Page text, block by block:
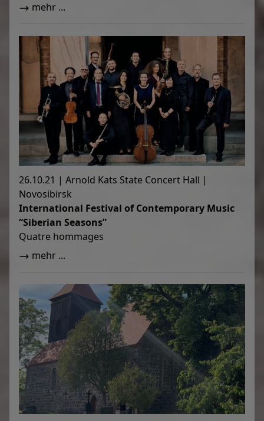
mehr ...
26.10.21 | Arnold Kats State Concert Hall |
Novosibirsk
International Festival of Contemporary Music
“Siberian Seasons”
Quatre hommages
mehr ...